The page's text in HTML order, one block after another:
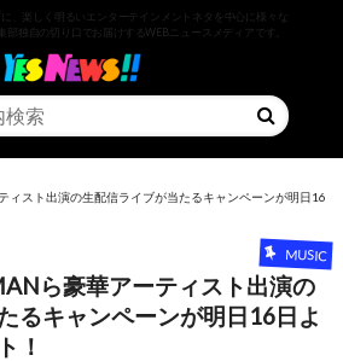
、楽しく明るいエンターテインメントネタを中心に様々な
部独自の切り口でお届けするWEBニュースメディアです。
ィスト出演の生配信ライブが当たるキャンペーンが明日16
MUSIC
ら豪華アーティスト出演の
るキャンペーンが明日16日よ
！